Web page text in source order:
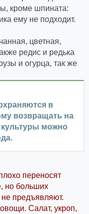
кроме шпината:
ему не подходит.
цветная,
редис и редька
и огурца, так же
в
возвращать на
можно
переносят
но больших
предъявляют.
Салат, укроп,